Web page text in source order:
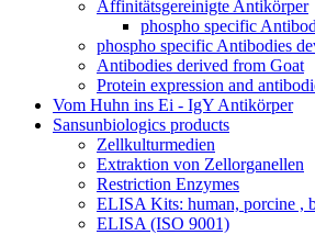
Affinitätsgereinigte Antikörper
phospho specific
phospho specific Antibodies
Antibodies derived from Goat
Protein expression and
Vom Huhn ins Ei - IgY Antikörper
Sansunbiologics products
Zellkulturmedien
Extraktion von Zellorganellen
Restriction Enzymes
ELISA Kits: human, porcine ,
ELISA (ISO 9001)